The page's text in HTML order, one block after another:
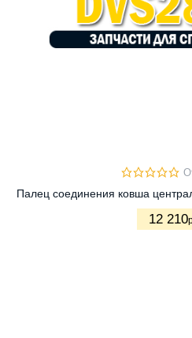
Палец соединения ковша
12 210